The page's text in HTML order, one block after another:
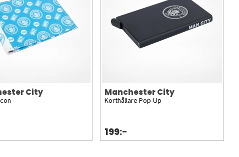
City
Manchester City
Korthållare Pop-Up
199:-